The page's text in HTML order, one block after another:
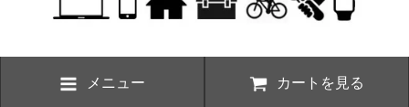
メニュー カートを見る